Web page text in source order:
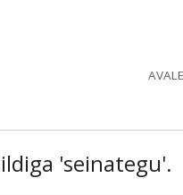
'seinategu'.